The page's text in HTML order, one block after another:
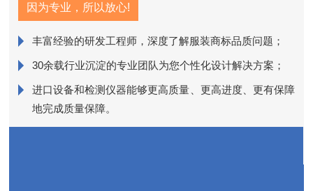
因为专业，所以放心!
丰富经验的研发工程师，深度了解服装商标品质问题；
30余载行业沉淀的专业团队为您个性化设计解决方案；
进口设备和检测仪器能够更高质量、更高进度、更有保障
地完成质量保障。